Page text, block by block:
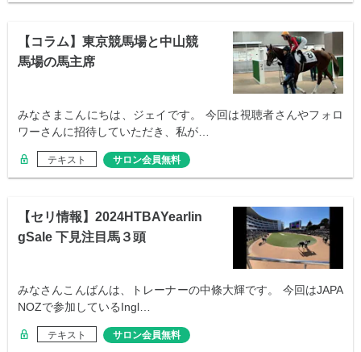
【コラム】東京競馬場と中山競
馬場の馬主席
みなさまこんにちは、ジェイです。 今回は視聴者さんやフォロ
ワーさんに招待していただき、私が…
テキスト サロン会員無料
【セリ情報】2024HTBAYearlin
gSale 下見注目馬３頭
みなさんこんばんは、トレーナーの中條大輝です。 今回はJAPA
NOZで参加しているIngl…
テキスト サロン会員無料